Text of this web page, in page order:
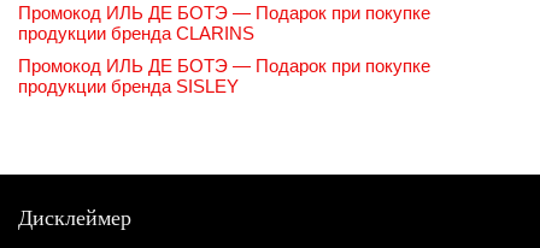
Промокод ИЛЬ ДЕ БОТЭ — Подарок при покупке
продукции бренда CLARINS
Промокод ИЛЬ ДЕ БОТЭ — Подарок при покупке
продукции бренда SISLEY
Дисклеймер